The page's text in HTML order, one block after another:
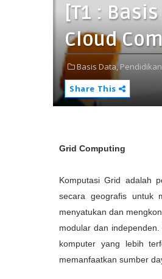
[T1 :
Cloud
Basis Data,
Share This
Grid Computing
Komputasi Grid adalah
secara geografis untuk
menyatukan dan
modular dan
komputer yang lebih
memanfaatkan sumber